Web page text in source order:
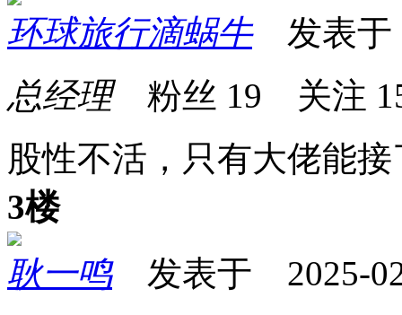
环球旅行滴蜗牛发表于
总经理粉丝 19 关注
股性不活，只有大佬能接
3楼
耿一鸣发表于 2025-